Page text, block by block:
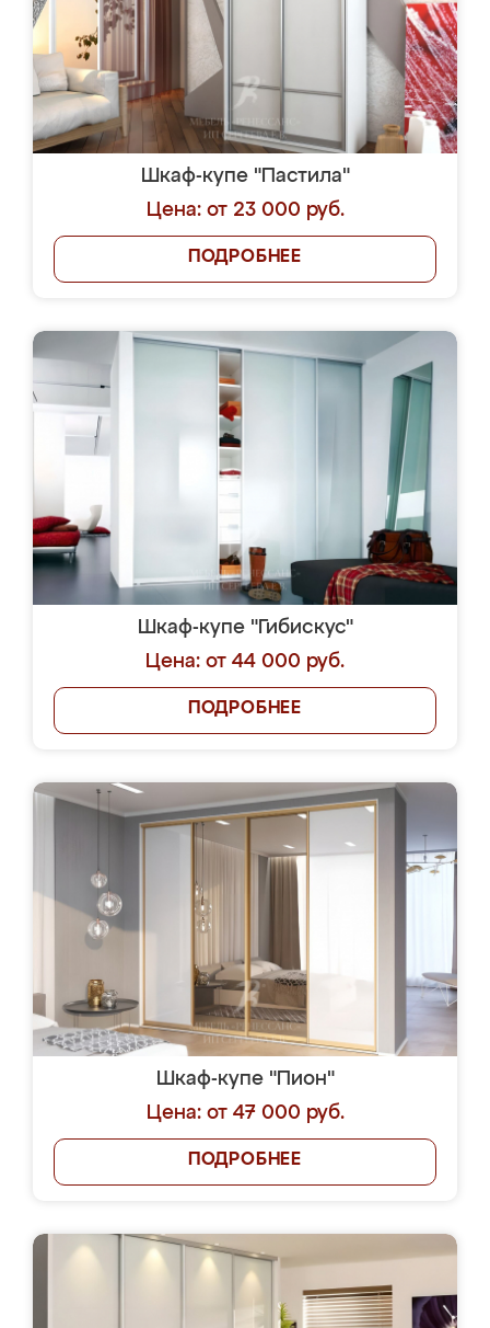
Шкаф-купе "Пастила"
Цена: от 23 000 руб.
ПОДРОБНЕЕ
Шкаф-купе "Гибискус"
Цена: от 44 000 руб.
ПОДРОБНЕЕ
Шкаф-купе "Пион"
Цена: от 47 000 руб.
ПОДРОБНЕЕ